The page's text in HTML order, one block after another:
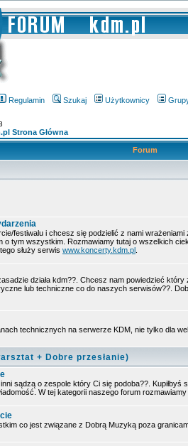
Regulamin Szukaj Użytkownicy
Strona Główna
Forum
festiwalu i chcesz się podzielić z nami
o tym wszystkim. Rozmawiamy tutaj o wszelkich
służy serwis www.koncerty.kdm.pl
działa kdm??. Chcesz nam powiedzieć
lub techniczne co do naszych serwisów??.
technicznych na serwerze KDM, nie tylko dla
+ Dobre przesłanie)
sądzą o zespole który Ci się podoba??. Kupiłbyś
W tej kategorii naszego forum
co jest związane z Dobrą Muzyką poza